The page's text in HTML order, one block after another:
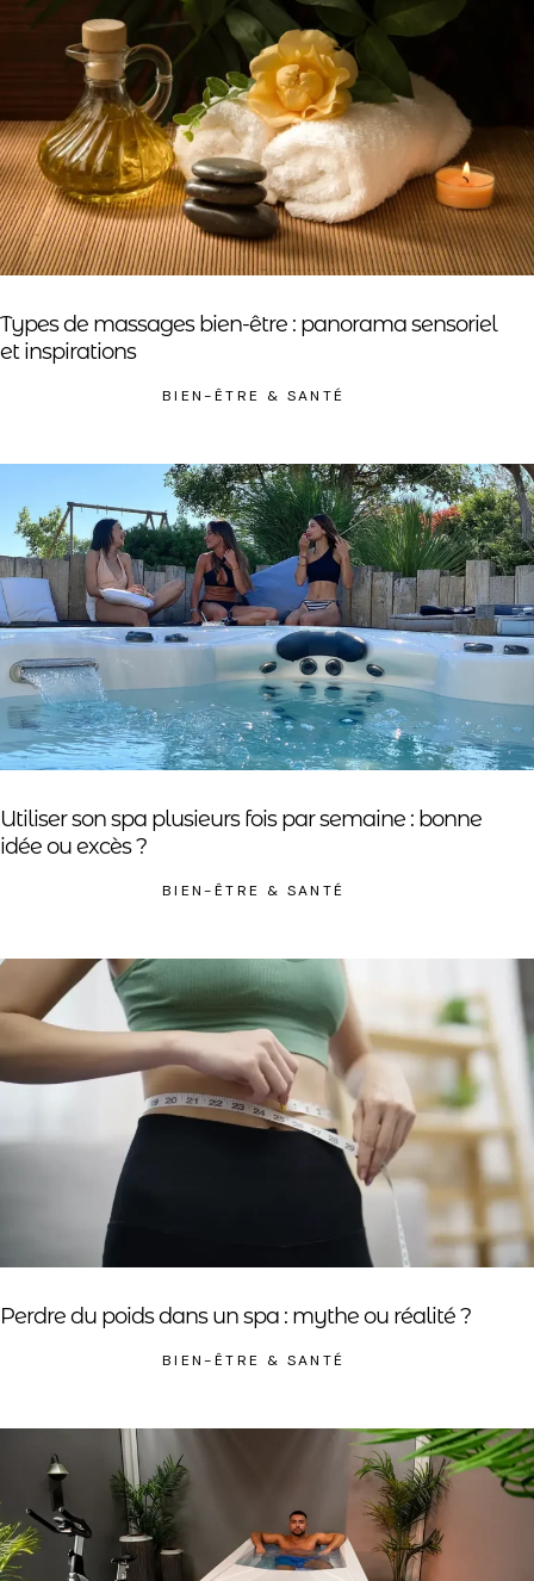
Types de massages bien-être : panorama sensoriel
et inspirations
BIEN-ÊTRE & SANTÉ
Utiliser son spa plusieurs fois par semaine : bonne
idée ou excès ?
BIEN-ÊTRE & SANTÉ
Perdre du poids dans un spa : mythe ou réalité ?
BIEN-ÊTRE & SANTÉ